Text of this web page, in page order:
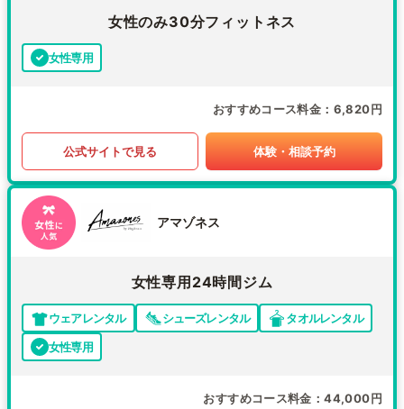
女性のみ30分フィットネス
女性専用
おすすめコース料金 6,820円
公式サイトで見る 体験・相談予約
アマゾネス
女性専用24時間ジム
ウェアレンタル シューズレンタル
タオルレンタル
女性専用
おすすめコース料金 44,000円